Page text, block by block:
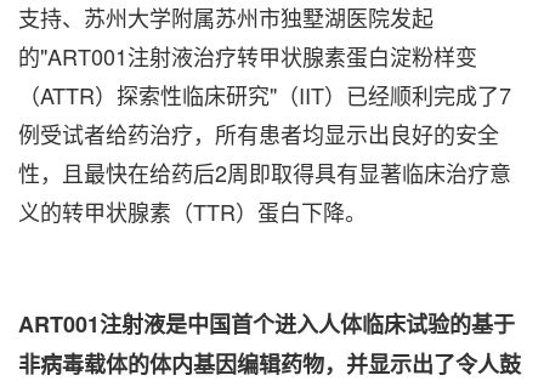
支持、苏州大学附属苏州市独墅湖医院发起
的"ART001注射液治疗转甲状腺素蛋白淀粉样变
（ATTR）探索性临床研究"（IIT）已经顺利完成了7
例受试者给药治疗，所有患者均显示出良好的安全
性，且最快在给药后2周即取得具有显著临床治疗意
义的转甲状腺素（TTR）蛋白下降。
ART001注射液是中国首个进入人体临床试验的基于
非病毒载体的体内基因编辑药物，并显示出了令人鼓